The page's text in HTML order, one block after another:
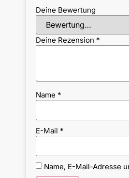
Deine Bewertung
Deine Rezension *
Name *
E-Mail *
Name, E-Mail-Adresse